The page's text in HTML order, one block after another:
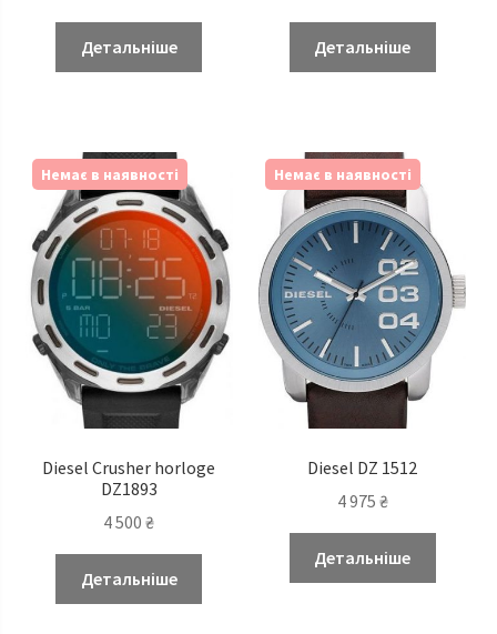
Детальніше Детальніше
Немає в наявності
Diesel Crusher horloge
DZ1893
4 500₴
Детальніше
Немає в наявності
Diesel DZ 1512
4 975 ₴
Детальніше